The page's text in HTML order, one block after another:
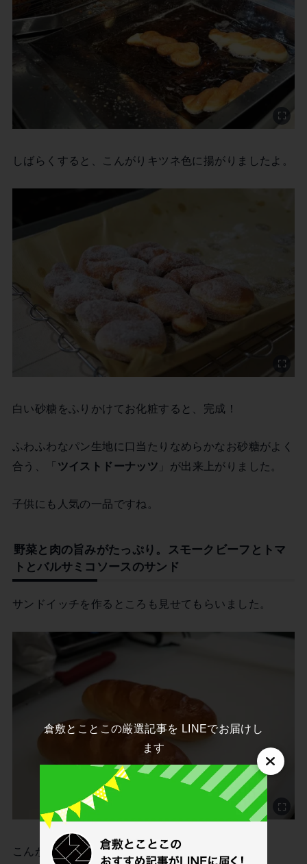
しばらくすると、こんがりキツネ色に揚がりましたよ。
白い砂糖をふりかけてお化粧すると、完成！
ふわふわなパン生地に口当たりなめらかなお砂糖がよく
合う、「 ツイストドーナッツ 」が出来上がりました。
子供にも人気の一品ですね。
野菜と肉の旨みがたっぷり。スモークビーフとトマ
トとバルサミコソースのサンド
サンドイッチを作るところも見せてもらいました。
こんがり焼き色がついたパン。
倉敷とことこの厳選記事を LINEでお届けし
ます